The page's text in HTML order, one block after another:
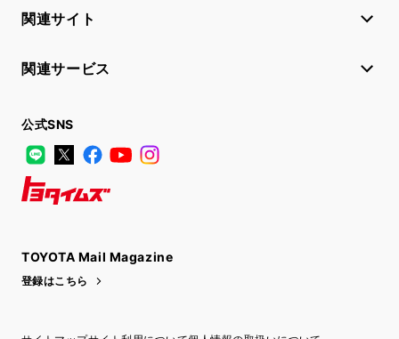
関連サイト
関連サービス
公式SNS
LINE
X FacebookYouTube
TOYOTA Mail Magazine
登録はこちら